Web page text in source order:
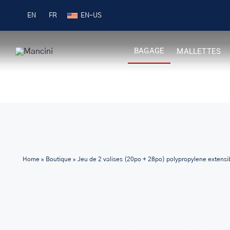
EN FR Livraison gratuite pour les commandes 99 $ +
BAGAGE MALLETTES
Home» Boutique» Jeu de 2 valises (20po + 28po) polypropylene